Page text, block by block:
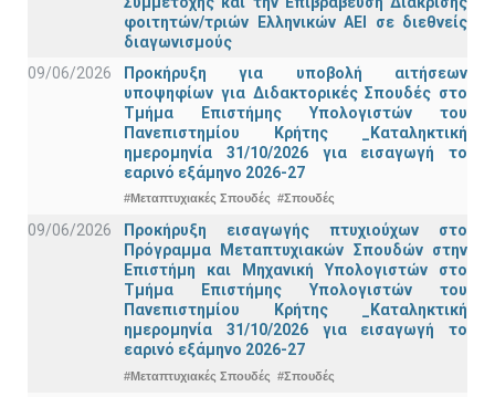
φοιτητών/τριών Ελληνικών ΑΕΙ σε διεθνείς
διαγωνισμούς
09/06/2026
Προκήρυξη για υποβολή αιτήσεων
υποψηφίων για Διδακτορικές Σπουδές στο
Τμήμα Eπιστήμης Υπολογιστών του
Πανεπιστημίου Κρήτης _Καταληκτική
ημερομηνία 31/10/2026 για εισαγωγή το
εαρινό εξάμηνο 2026-27
#Μεταπτυχιακές Σπουδές #Σπουδές
09/06/2026
Προκήρυξη εισαγωγής πτυχιούχων στo
Πρόγραμμα Μεταπτυχιακών Σπουδών στην
Επιστήμη και Μηχανική Υπολογιστών στο
Τμήμα Eπιστήμης Υπολογιστών του
Πανεπιστημίου Κρήτης _Καταληκτική
ημερομηνία 31/10/2026 για εισαγωγή το
εαρινό εξάμηνο 2026-27
#Μεταπτυχιακές Σπουδές #Σπουδές